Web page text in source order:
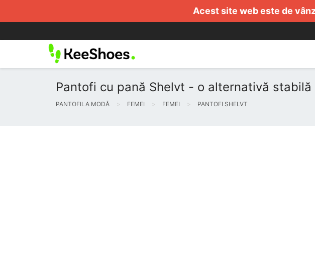
Acest site web este de
Pantofi cu pană Shelvt - o alternativă
PANTOFILA MODĂ FEMEI FEMEI PANTOFI SHELVT